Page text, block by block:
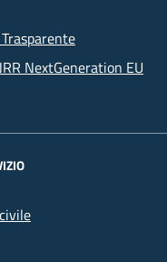
NextGeneration EU